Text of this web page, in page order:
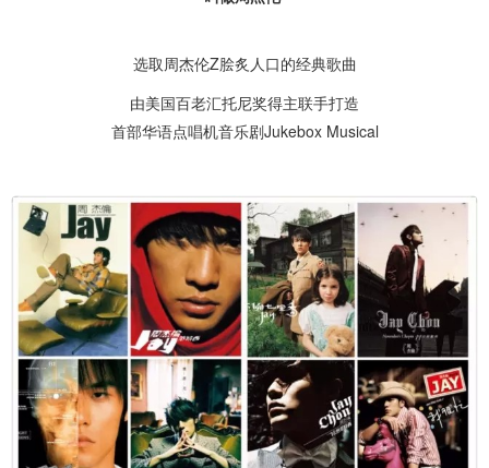
选取周杰伦Z脍炙人口的经典歌曲
由美国百老汇托尼奖得主联手打造
首部华语点唱机音乐剧Jukebox Musical